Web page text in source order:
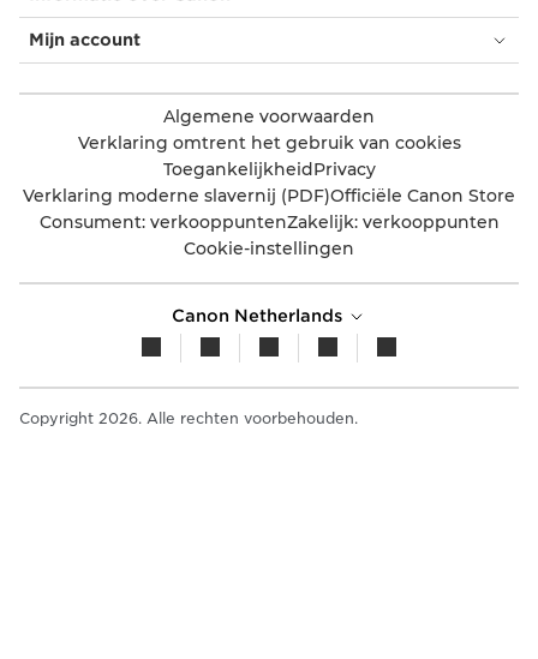
Mijn account
Algemene voorwaarden
Verklaring omtrent het gebruik van cookies
ToegankelijkheidPrivacy
Verklaring moderne slavernij (PDF)Officiële Canon Store
Consument: verkooppuntenZakelijk: verkooppunten
Cookie-instellingen
Canon Netherlands
Copyright 2026. Alle rechten voorbehouden.